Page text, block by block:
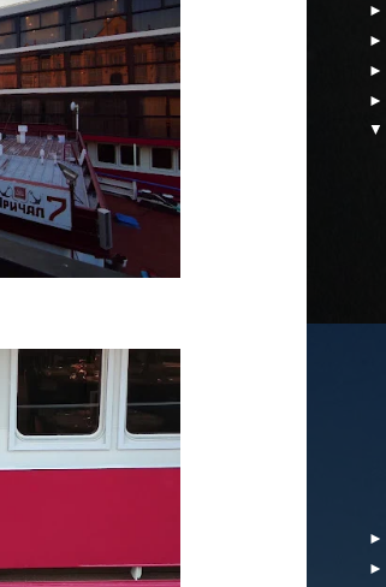
►
►
►
►
▼
►
►